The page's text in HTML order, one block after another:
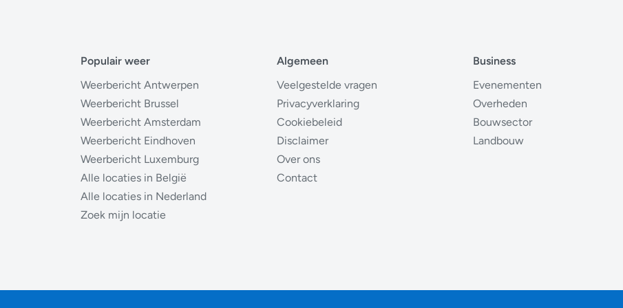
Populair weer
Weerbericht Antwerpen
Weerbericht Brussel
Weerbericht Amsterdam
Weerbericht Eindhoven
Weerbericht Luxemburg
Alle locaties in België
Alle locaties in Nederland
Zoek mijn locatie
Algemeen
Veelgestelde vragen
Privacyverklaring
Cookiebeleid
Disclaimer
Over ons
Contact
Business
Evenementen
Overheden
Bouwsector
Landbouw